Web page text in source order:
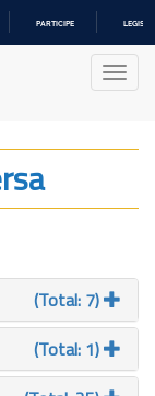
PARTICIPE
(Total: 7)
(Total: 1)